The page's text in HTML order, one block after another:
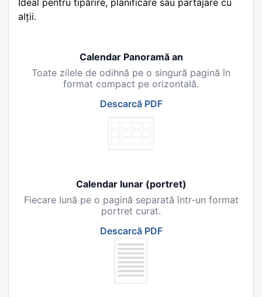
Ideal pentru tipărire, planificare sau partajare cu
alții.
Calendar Panoramă an
Toate zilele de odihnă pe o singură pagină în
format compact pe orizontală.
Descarcă PDF
Calendar lunar (portret)
Fiecare lună pe o pagină separată într-un format
portret curat.
Descarcă PDF